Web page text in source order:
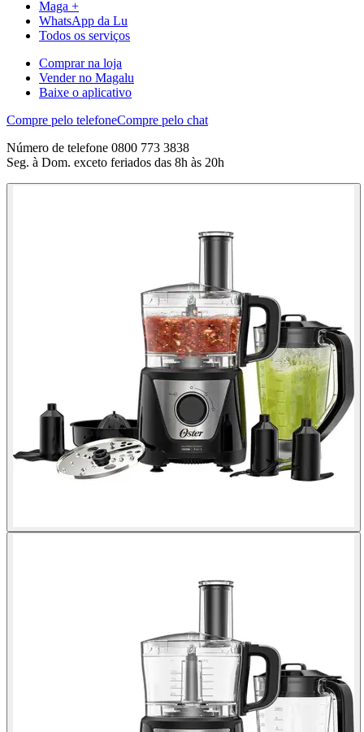
Maga +
WhatsApp da Lu
Todos os serviços
Comprar na loja
Vender no Magalu
Baixe o aplicativo
Compre pelo telefoneCompre pelo chat
Número de telefone 0800 773 3838
Seg. à Dom. exceto feriados das 8h às 20h